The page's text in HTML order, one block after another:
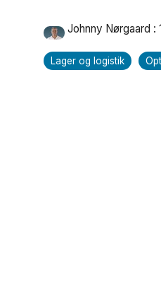
Johnny Nørgaard :
Lager og logistik